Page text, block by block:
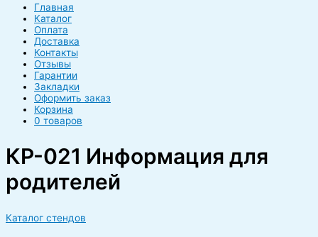
Главная
Каталог
Оплата
Доставка
Контакты
Отзывы
Гарантии
Закладки
Оформить заказ
Корзина
0 товаров
КР-021 Информация для
родителей
Каталог стендов